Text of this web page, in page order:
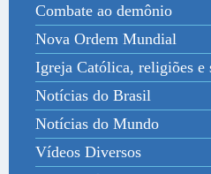
Combate ao demônio
Nova Ordem Mundial
Igreja Católica, religiões e
Notícias do Brasil
Notícias do Mundo
Vídeos Diversos